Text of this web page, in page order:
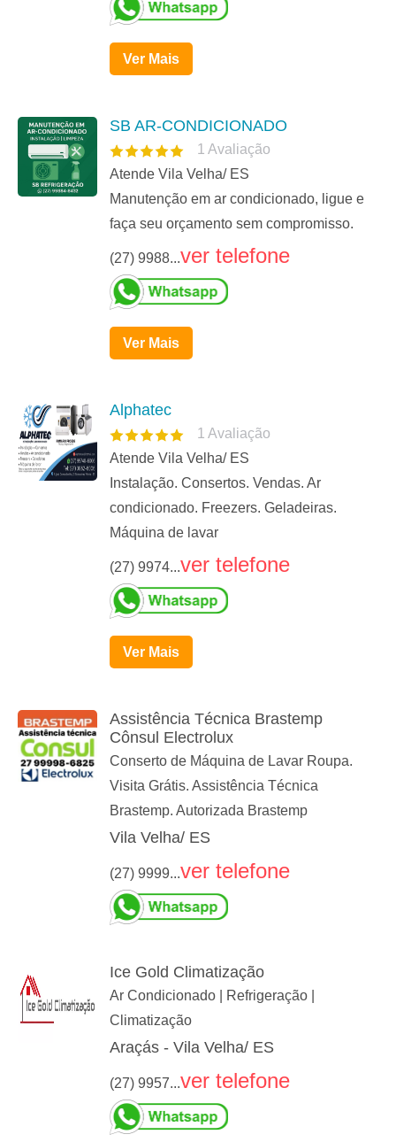
Ver Mais
SB AR-CONDICIONADO
1 Avaliação
Atende Vila Velha/ ES
Manutenção em ar condicionado, ligue e
faça seu orçamento sem compromisso.
(27) 9988...ver telefone
Ver Mais
Alphatec
1 Avaliação
Atende Vila Velha/ ES
Instalação. Consertos. Vendas. Ar
condicionado. Freezers. Geladeiras.
Máquina de lavar
(27) 9974...ver telefone
Ver Mais
Assistência Técnica Brastemp
Cônsul Electrolux
Conserto de Máquina de Lavar Roupa.
Visita Grátis. Assistência Técnica
Brastemp. Autorizada Brastemp
Vila Velha/ ES
(27) 9999...ver telefone
Ice Gold Climatização
Ar Condicionado | Refrigeração |
Climatização
Araçás - Vila Velha/ ES
(27) 9957...ver telefone